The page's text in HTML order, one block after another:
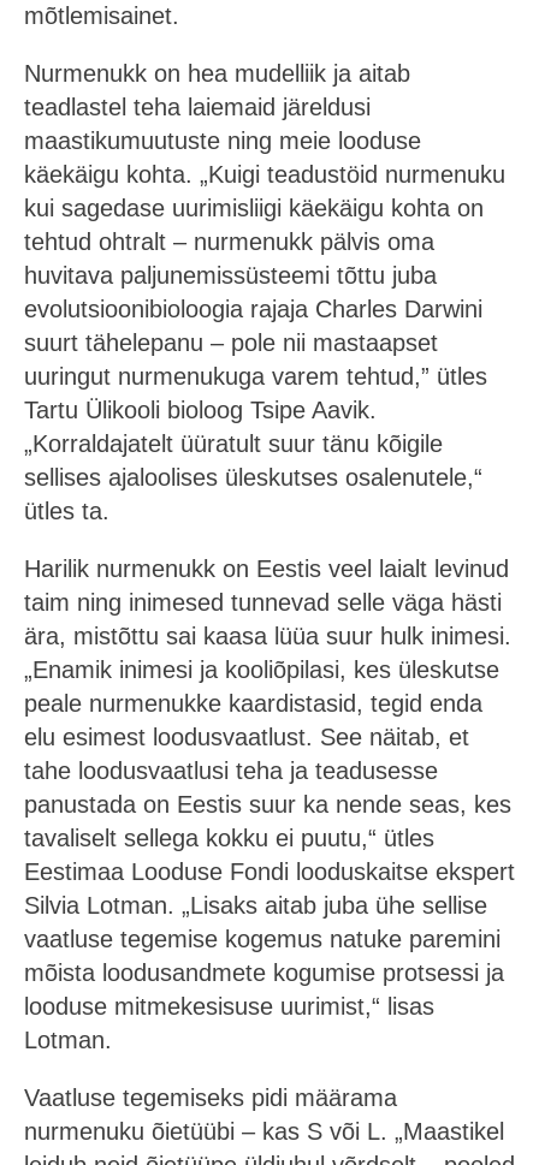
mõtlemisainet.
Nurmenukk on hea mudelliik ja aitab
teadlastel teha laiemaid järeldusi
maastikumuutuste ning meie looduse
käekäigu kohta. „Kuigi teadustöid nurmenuku
kui sagedase uurimisliigi käekäigu kohta on
tehtud ohtralt – nurmenukk pälvis oma
huvitava paljunemissüsteemi tõttu juba
evolutsioonibioloogia rajaja Charles Darwini
suurt tähelepanu – pole nii mastaapset
uuringut nurmenukuga varem tehtud,” ütles
Tartu Ülikooli bioloog Tsipe Aavik.
„Korraldajatelt üüratult suur tänu kõigile
sellises ajaloolises üleskutses osalenutele,“
ütles ta.
Harilik nurmenukk on Eestis veel laialt levinud
taim ning inimesed tunnevad selle väga hästi
ära, mistõttu sai kaasa lüüa suur hulk inimesi.
„Enamik inimesi ja kooliõpilasi, kes üleskutse
peale nurmenukke kaardistasid, tegid enda
elu esimest loodusvaatlust. See näitab, et
tahe loodusvaatlusi teha ja teadusesse
panustada on Eestis suur ka nende seas, kes
tavaliselt sellega kokku ei puutu,“ ütles
Eestimaa Looduse Fondi looduskaitse ekspert
Silvia Lotman. „Lisaks aitab juba ühe sellise
vaatluse tegemise kogemus natuke paremini
mõista loodusandmete kogumise protsessi ja
looduse mitmekesisuse uurimist,“ lisas
Lotman.
Vaatluse tegemiseks pidi määrama
nurmenuku õietüübi – kas S või L. „Maastikel